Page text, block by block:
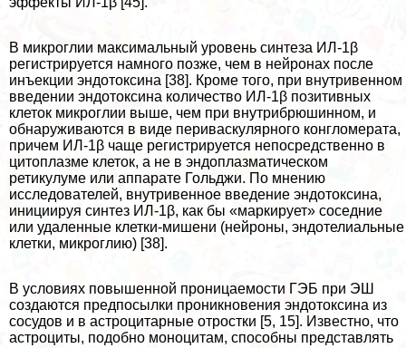
В микроглии максимальный уровень синтеза ИЛ-1β
регистрируется намного позже, чем в нейронах после
инъекции эндотоксина [38]. Кроме того, при внутривенном
введении эндотоксина количество ИЛ-1β позитивных
клеток микроглии выше, чем при внутрибрюшинном, и
обнаруживаются в виде периваскулярного конгломерата,
причем ИЛ-1β чаще регистрируется непосредственно в
цитоплазме клеток, а не в эндоплазматическом
ретикулуме или аппарате Гольджи. По мнению
исследователей, внутривенное введение эндотоксина,
инициируя синтез ИЛ-1β, как бы «маркирует» соседние
или удаленные клетки-мишени (нейроны, эндотелиальные
клетки, микроглию) [38].
В условиях повышенной проницаемости ГЭБ при ЭШ
создаются предпосылки проникновения эндотоксина из
сосудов и в астроцитарные отростки [5, 15]. Известно, что
астроциты, подобно моноцитам, способны представлять